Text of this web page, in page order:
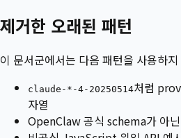
제거한 오래된 패턴
이 문서군에서는 다음 패턴을 사용하
claude-*-4-20250514처럼
자열
OpenClaw 공식 schema가 아